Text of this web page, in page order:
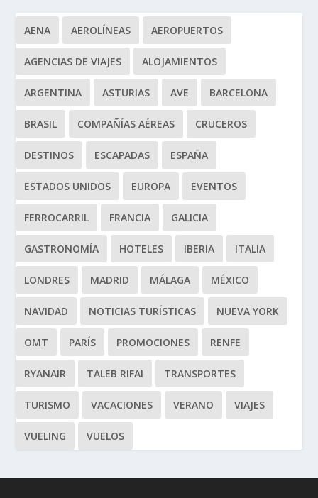
AENA AEROLÍNEAS AEROPUERTOS
AGENCIAS DE VIAJES ALOJAMIENTOS
ARGENTINA ASTURIAS AVE BARCELONA
BRASIL COMPAÑÍAS AÉREAS CRUCEROS
DESTINOS ESCAPADAS ESPAÑA
ESTADOS UNIDOS EUROPA EVENTOS
FERROCARRIL FRANCIA GALICIA
GASTRONOMÍA HOTELES IBERIA ITALIA
LONDRES MADRID MÁLAGA MÉXICO
NAVIDAD NOTICIAS TURÍSTICAS NUEVA YORK
OMT PARÍS PROMOCIONES RENFE
RYANAIR TALEB RIFAI TRANSPORTES
TURISMO VACACIONES VERANO VIAJES
VUELING VUELOS